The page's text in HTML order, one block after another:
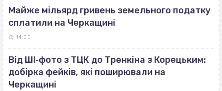
Майже мільярд гривень земельного податку
сплатили на Черкащині
14:00
Від ШІ‐фото з ТЦК до Тренкіна з Корецьким:
добірка фейків, які поширювали на
Черкащині